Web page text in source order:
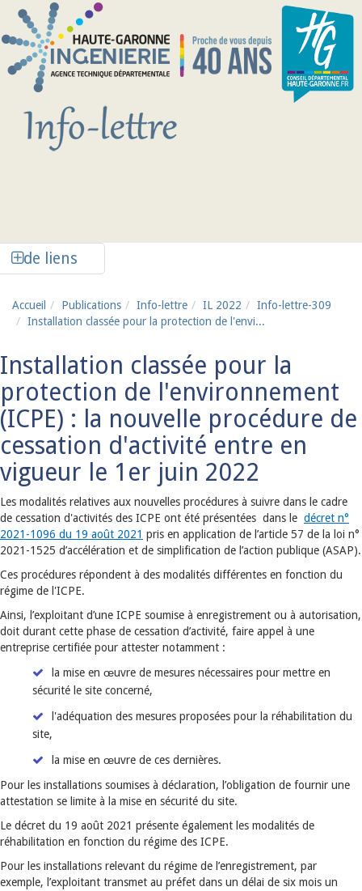
Aller au contenu principal
de liens
Accueil Publications Info-lettre IL 2022
Info-lettre-309
Installation classée pour la protection de l'envi...
Installation classée pour la
protection de l'environnement
(ICPE) : la nouvelle procédure de
cessation d'activité entre en
vigueur le 1er juin 2022
Les modalités relatives aux nouvelles procédures à suivre dans le cadre
de cessation d'activités des ICPE ont été présentées dans le décret n°
2021-1096 du 19 août 2021 pris en application de l’article 57 de la loi n°
2021-1525 d’accélération et de simplification de l’action publique (ASAP).
Ces procédures répondent à des modalités différentes en fonction du
régime de l'ICPE.
Ainsi, l’exploitant d’une ICPE soumise à enregistrement ou à autorisation,
doit durant cette phase de cessation d’activité, faire appel à une
entreprise certifiée pour attester notamment :
la mise en œuvre de mesures nécessaires pour mettre en
sécurité le site concerné,
l'adéquation des mesures proposées pour la réhabilitation du
site,
la mise en œuvre de ces dernières.
Pour les installations soumises à déclaration, l’obligation de fournir une
attestation se limite à la mise en sécurité du site.
Le décret du 19 août 2021 présente également les modalités de
réhabilitation en fonction du régime des ICPE.
Pour les installations relevant du régime de l’enregistrement, par
exemple, l’exploitant transmet au préfet dans un délai de six mois un